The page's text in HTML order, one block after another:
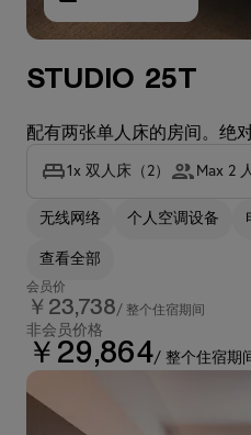
Studio 25T
配有两张单人床的房间。绝
1x 双人床（2） Max 2
无线网络 个人空调设备
查看全部
会员价
￥23,738/ 整个住宿期间
非会员价格
￥29,864/ 整个住宿期